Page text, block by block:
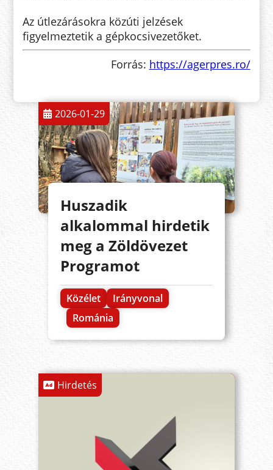
Az útlezárásokra közúti jelzések
figyelmeztetik a gépkocsivezetőket.
Forrás: https://agerpres.ro/
2026-01-29
Huszadik
alkalommal hirdetik
meg a Zöldövezet
Programot
Közélet
Irányvonal
Románia
Hirdetés